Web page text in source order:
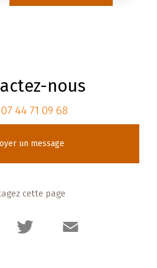
nous
07 44 71 09 68
un message
cette page